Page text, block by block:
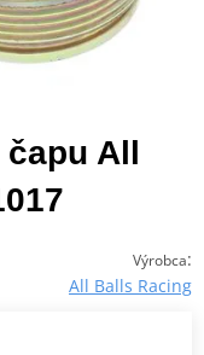
All
Výrobca:
All Balls Racing